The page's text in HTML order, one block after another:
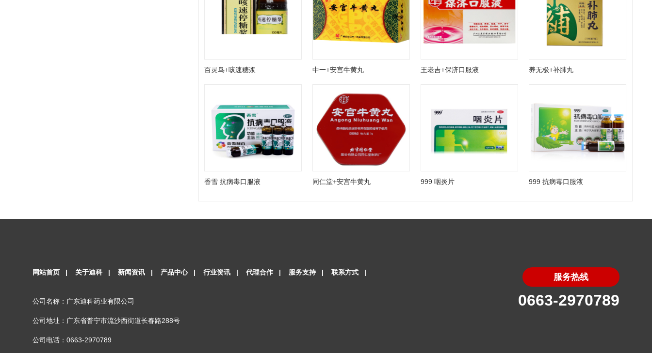
百灵鸟+咳速糖浆 中一+安宫牛黄丸 王老吉+保济口服液 养无极+补肺丸
香雪 抗病毒口服液 同仁堂+安宫牛黄丸 999 咽炎片 999 抗病毒口服液
网站首页 | 关于迪科 | 新闻资讯 | 产品中心|行业资讯 |代理合作 | 服务支持 |联系方式 |
公司名称：广东迪科药业有限公司
公司地址：广东省普宁市流沙西街道长春路288号
公司电话：0663-2970789
服务热线
0663-2970789